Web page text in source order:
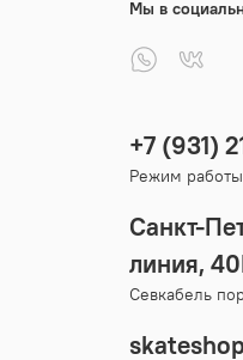
Мы в
+7 (931)
Режим
Санкт-
линия,
Севкабель